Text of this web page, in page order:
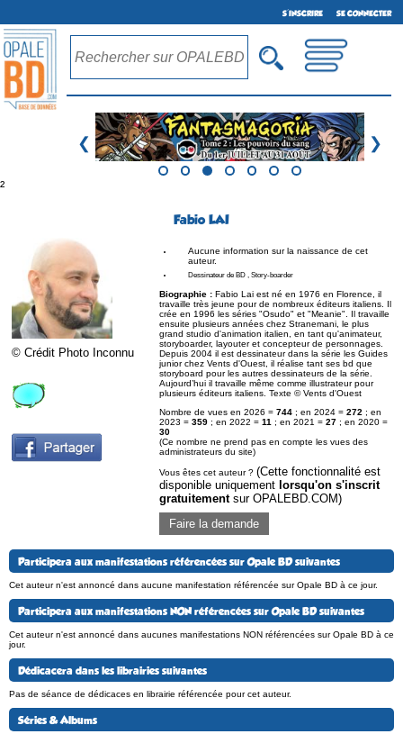
S'INSCRIRE SE CONNECTER
❮ ❯
²
Fabio LAI
© Crédit Photo Inconnu
Aucune information sur la naissance de cet
auteur.
Dessinateur de BD , Story-boarder
Biographie : Fabio Lai est né en 1976 en Florence, il
travaille très jeune pour de nombreux éditeurs italiens. Il
crée en 1996 les séries "Osudo" et "Meanie". Il travaille
ensuite plusieurs années chez Stranemani, le plus
grand studio d'animation italien, en tant qu'animateur,
storyboarder, layouter et concepteur de personnages.
Depuis 2004 il est dessinateur dans la série les Guides
junior chez Vents d'Ouest, il réalise tant ses bd que
storyboard pour les autres dessinateurs de la série.
Aujourd’hui il travaille même comme illustrateur pour
plusieurs éditeurs italiens. Texte © Vents d'Ouest
Nombre de vues en 2026 = 744 ; en 2024 = 272 ; en
2023 = 359 ; en 2022 = 11 ; en 2021 = 27 ; en 2020 =
30
(Ce nombre ne prend pas en compte les vues des
administrateurs du site)
Vous êtes cet auteur ? (Cette fonctionnalité est
disponible uniquement lorsqu'on s'inscrit
gratuitementsur OPALEBD.COM)
Faire la demande
Participera aux manifestations référencées sur Opale BD suivantes
Cet auteur n'est annoncé dans aucune manifestation référencée sur Opale BD à ce jour.
Participera aux manifestations NON référencées sur Opale BD suivantes
Cet auteur n'est annoncé dans aucunes manifestations NON référencées sur Opale BD à ce
jour.
Dédicacera dans les librairies suivantes
Pas de séance de dédicaces en librairie référencée pour cet auteur.
Séries & Albums